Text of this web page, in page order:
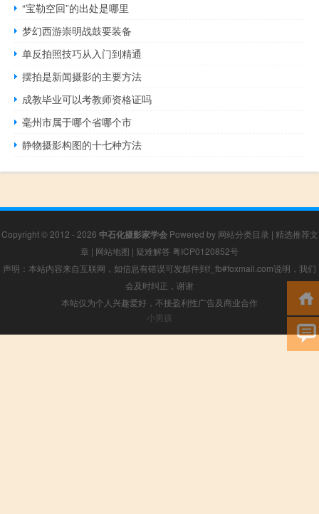
“宝勒空回”的出处是哪里
梦幻西游崇明战鼓要装备
单反拍照技巧从入门到精通
摆拍是新闻摄影的主要方法
成教毕业可以考教师资格证吗
毫州市属于哪个省哪个市
静物摄影构图的十七种方法
Copyright © 2012 - 2026 中石化摄影家学会Powered by 网站分类目录 | 精选推荐文
章 | 网站地图 | 疑难解答 粤ICP0120852号
声明：本站内容来自互联网，如信息有错误可发邮件到f_fb#foxmail.com说明，我们
会及时纠正，谢谢
本站仅为个人兴趣爱好，不接盈利性广告及商业合作
小男孩